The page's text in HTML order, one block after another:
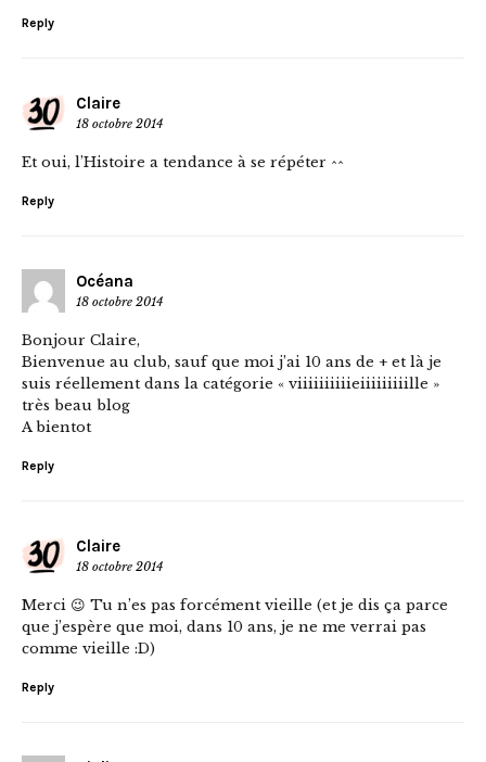
Reply
Claire
18 octobre 2014
Et oui, l’Histoire a tendance à se répéter ^^
Reply
Océana
18 octobre 2014
Bonjour Claire,
Bienvenue au club, sauf que moi j’ai 10 ans de + et là je
suis réellement dans la catégorie « viiiiiiiiiieiiiiiiiiille »
très beau blog
A bientot
Reply
Claire
18 octobre 2014
Merci 😉 Tu n’es pas forcément vieille (et je dis ça parce
que j’espère que moi, dans 10 ans, je ne me verrai pas
comme vieille :D)
Reply